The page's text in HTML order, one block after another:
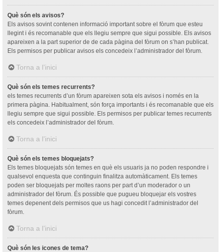
Què són els avisos?
Els avisos sovint contenen informació important sobre el fòrum que esteu
llegint i és recomanable que els llegiu sempre que sigui possible. Els avisos
apareixen a la part superior de de cada pàgina del fòrum on s’han publicat.
Els permisos per publicar avisos els concedeix l’administrador del fòrum.
Torna a l’inici
Què són els temes recurrents?
els temes recurrents d’un fòrum apareixen sota els avisos i només en la
primera pàgina. Habitualment, són força importants i és recomanable que els
llegiu sempre que sigui possible. Els permisos per publicar temes recurrents
els concedeix l’administrador del fòrum.
Torna a l’inici
Què són els temes bloquejats?
Els temes bloquejats són temes en què els usuaris ja no poden respondre i
qualsevol enquesta que continguin finalitza automàticament. Els temes
poden ser bloquejats per moltes raons per part d’un moderador o un
administrador del fòrum. És possible que pugueu bloquejar els vostres
temes depenent dels permisos que us hagi concedit l’administrador del
fòrum.
Torna a l’inici
Què són les icones de tema?